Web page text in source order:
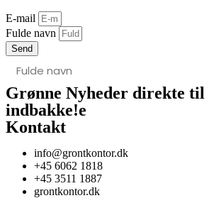
E-mail
Fulde navn
Send
Grønne Nyheder direkte til
indbakke!e
Kontakt
info@grontkontor.dk
+45 6062 1818
+45 3511 1887
grontkontor.dk